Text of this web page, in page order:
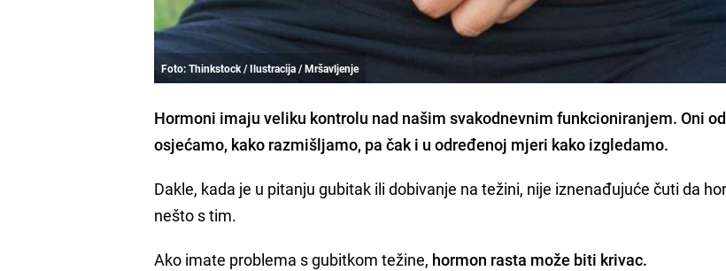
Foto: Thinkstock / Ilustracija / Mršavljenje
Hormoni imaju veliku kontrolu nad našim svakodnevnim funkcioniranjem. Oni
osjećamo, kako razmišljamo, pa čak i u određenoj mjeri kako izgledamo.
Dakle, kada je u pitanju gubitak ili dobivanje na težini, nije iznenađujuće čuti da
nešto s tim.
Ako imate problema s gubitkom težine, hormon rasta može biti krivac.